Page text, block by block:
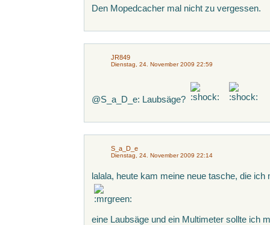
Den Mopedcacher mal nicht zu vergessen.
JR849
Dienstag, 24. November 2009 22:59
@S_a_D_e: Laubsäge?
S_a_D_e
Dienstag, 24. November 2009 22:14
lalala, heute kam meine neue tasche, die
eine Laubsäge und ein Multimeter sollte ich